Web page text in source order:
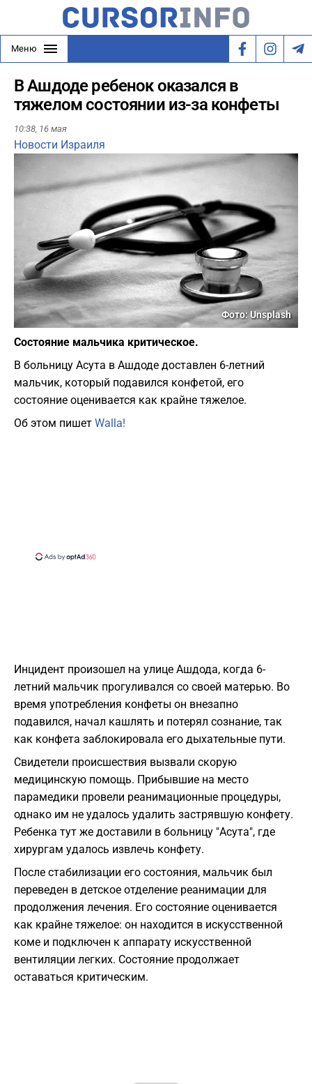
Меню
В Ашдоде ребенок оказался в
тяжелом состоянии из-за конфеты
10:38, 16 мая
Новости Израиля
Фото: Unsplash
Состояние мальчика критическое.
В больницу Асута в Ашдоде доставлен 6-летний
мальчик, который подавился конфетой, его
состояние оценивается как крайне тяжелое.
Об этом пишет Walla!
Инцидент произошел на улице Ашдода, когда 6-
летний мальчик прогуливался со своей матерью. Во
время употребления конфеты он внезапно
подавился, начал кашлять и потерял сознание, так
как конфета заблокировала его дыхательные пути.
Свидетели происшествия вызвали скорую
медицинскую помощь. Прибывшие на место
парамедики провели реанимационные процедуры,
однако им не удалось удалить застрявшую конфету.
Ребенка тут же доставили в больницу "Асута", где
хирургам удалось извлечь конфету.
После стабилизации его состояния, мальчик был
переведен в детское отделение реанимации для
продолжения лечения. Его состояние оценивается
как крайне тяжелое: он находится в искусственной
коме и подключен к аппарату искусственной
вентиляции легких. Состояние продолжает
оставаться критическим.